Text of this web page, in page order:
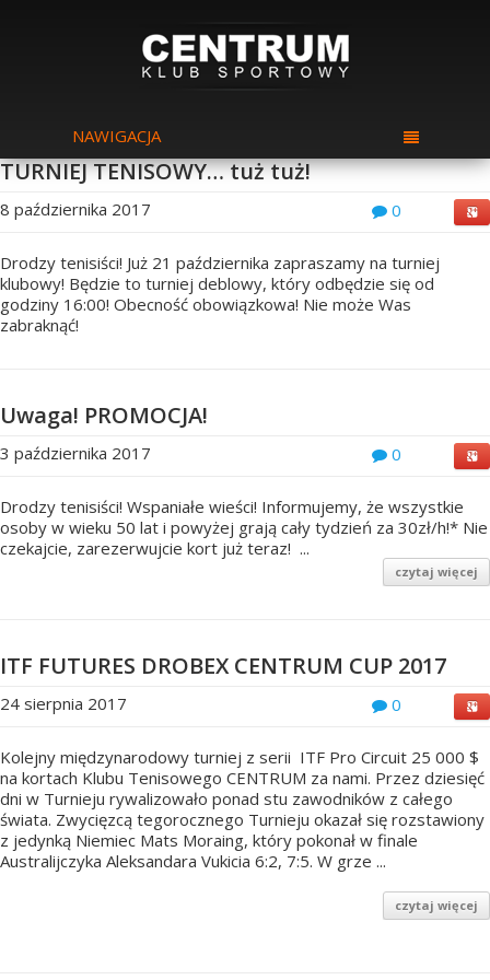
NAWIGACJA
TURNIEJ TENISOWY… tuż tuż!
0
8 października 2017
Drodzy tenisiści! Już 21 października zapraszamy na turniej
klubowy! Będzie to turniej deblowy, który odbędzie się od
godziny 16:00! Obecność obowiązkowa! Nie może Was
zabraknąć!
Uwaga! PROMOCJA!
0
3 października 2017
Drodzy tenisiści! Wspaniałe wieści! Informujemy, że wszystkie
osoby w wieku 50 lat i powyżej grają cały tydzień za 30zł/h!* Nie
czekajcie, zarezerwujcie kort już teraz! ...
czytaj więcej
ITF FUTURES DROBEX CENTRUM CUP 2017
0
24 sierpnia 2017
Kolejny międzynarodowy turniej z serii ITF Pro Circuit 25 000 $
na kortach Klubu Tenisowego CENTRUM za nami. Przez dziesięć
dni w Turnieju rywalizowało ponad stu zawodników z całego
świata. Zwycięzcą tegorocznego Turnieju okazał się rozstawiony
z jedynką Niemiec Mats Moraing, który pokonał w finale
Australijczyka Aleksandara Vukicia 6:2, 7:5. W grze ...
czytaj więcej